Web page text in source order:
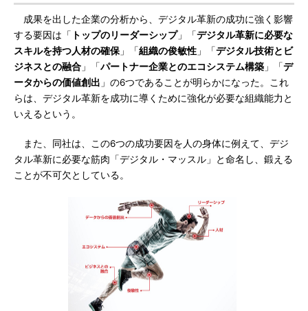
成果を出した企業の分析から、デジタル革新の成功に強く影響
する要因は「 トップのリーダーシップ」「デジタル革新に必要な
スキルを持つ人材の確保 」「組織の俊敏性 」「デジタル技術とビ
ジネスとの融合 」「パートナー企業とのエコシステム構築 」「デ
ータからの価値創出 」の6つであることが明らかになった。これ
らは、デジタル革新を成功に導くために強化が必要な組織能力と
いえるという。
また、同社は、この6つの成功要因を人の身体に例えて、デジ
タル革新に必要な筋肉「デジタル・マッスル」と命名し、鍛える
ことが不可欠としている。